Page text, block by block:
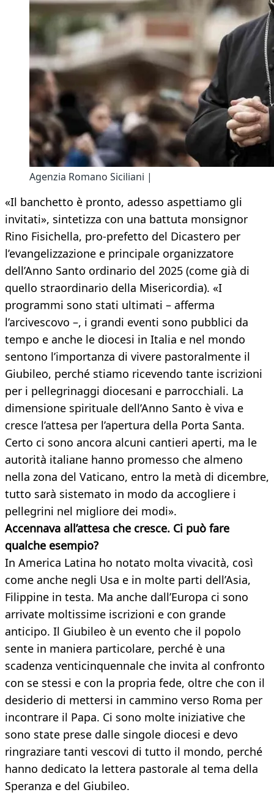
Agenzia Romano Siciliani |
«Il banchetto è pronto, adesso aspettiamo gli
invitati», sintetizza con una battuta monsignor
Rino Fisichella, pro-prefetto del Dicastero per
l’evangelizzazione e principale organizzatore
dell’Anno Santo ordinario del 2025 (come già di
quello straordinario della Misericordia). «I
programmi sono stati ultimati – afferma
l’arcivescovo –, i grandi eventi sono pubblici da
tempo e anche le diocesi in Italia e nel mondo
sentono l’importanza di vivere pastoralmente il
Giubileo, perché stiamo ricevendo tante iscrizioni
per i pellegrinaggi diocesani e parrocchiali. La
dimensione spirituale dell’Anno Santo è viva e
cresce l’attesa per l’apertura della Porta Santa.
Certo ci sono ancora alcuni cantieri aperti, ma le
autorità italiane hanno promesso che almeno
nella zona del Vaticano, entro la metà di dicembre,
tutto sarà sistemato in modo da accogliere i
pellegrini nel migliore dei modi».
Accennava all’attesa che cresce. Ci può fare
qualche esempio?
In America Latina ho notato molta vivacità, così
come anche negli Usa e in molte parti dell’Asia,
Filippine in testa. Ma anche dall’Europa ci sono
arrivate moltissime iscrizioni e con grande
anticipo. Il Giubileo è un evento che il popolo
sente in maniera particolare, perché è una
scadenza venticinquennale che invita al confronto
con se stessi e con la propria fede, oltre che con il
desiderio di mettersi in cammino verso Roma per
incontrare il Papa. Ci sono molte iniziative che
sono state prese dalle singole diocesi e devo
ringraziare tanti vescovi di tutto il mondo, perché
hanno dedicato la lettera pastorale al tema della
Speranza e del Giubileo.